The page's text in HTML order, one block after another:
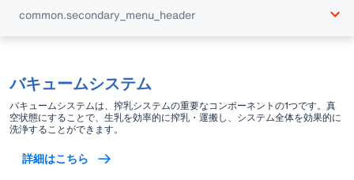
common.secondary_menu_header
バキュームシステム
バキュームシステムは、搾乳システムの重要なコンポーネントの1つです。真
空状態にすることで、生乳を効率的に搾乳・運搬し、システム全体を効果的に
洗浄することができます。
詳細はこちら